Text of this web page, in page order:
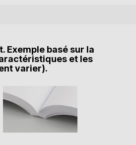
Exemple basé sur la
et les
varier).